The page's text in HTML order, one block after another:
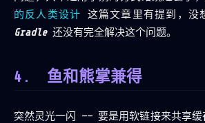
的反人类设计 这篇文章里有提到，没
Gradle还没有完全解决这个问题。
鱼和熊掌兼得
突然灵光一闪 —— 要是用软链接来共享缓